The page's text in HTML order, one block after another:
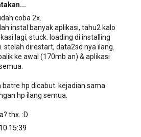
coba 2x.
instal banyak aplikasi, tahu2 kalo
lagi, stuck. loading di installing
stelah direstart, data2sd nya ilang.
ke awal (170mb an) & aplikasi
batre hp dicabut. kejadian sama
hp ilang semua.
thx. :D
15:39